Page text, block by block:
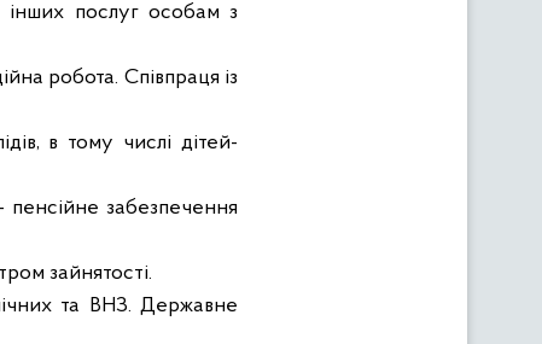
інших послуг особам з
робота. Співпраця із
в тому числі дітей-
пенсійне забезпечення
зайнятості.
та ВНЗ. Державне